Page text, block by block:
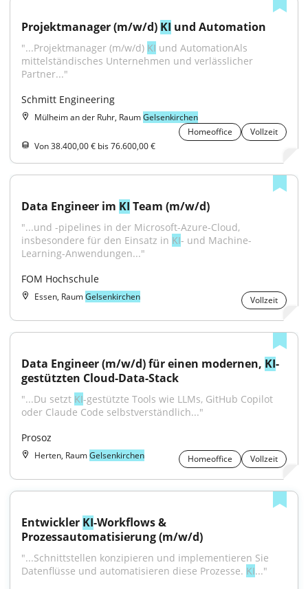
Projektmanager (m/w/d) KI und Automation
"...Projektmanager (m/w/d) KI und AutomationAls
mittelständisches Unternehmen und verlässlicher
Partner..."
Schmitt Engineering
Mülheim an der Ruhr, RaumGelsenkirchen
Homeoffice
Vollzeit
Von 38.400,00 € bis 76.600,00 €
Data Engineer im KI Team (m/w/d)
"...und -pipelines in der Microsoft-Azure-Cloud,
insbesondere für den Einsatz in KI- und Machine-
Learning-Anwendungen..."
FOM Hochschule
Essen, RaumGelsenkirchen Vollzeit
Data Engineer (m/w/d) für einen modernen, KI-
gestützten Cloud-Data-Stack
"...Du setzt KI-gestützte Tools wie LLMs, GitHub Copilot
oder Claude Code selbstverständlich..."
Prosoz
Herten, RaumGelsenkirchen Homeoffice Vollzeit
Entwickler KI-Workflows &
Prozessautomatisierung (m/w/d)
"...Schnittstellen konzipieren und implementieren Sie
Datenflüsse und automatisieren diese Prozesse. KI..."